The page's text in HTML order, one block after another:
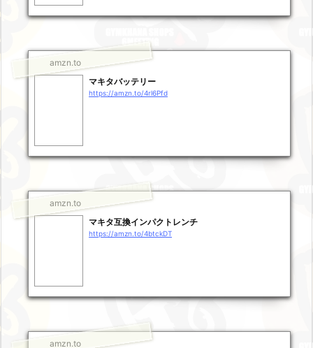
amzn.to
マキタバッテリー
https://amzn.to/4rl6Pfd
amzn.to
マキタ互換インパクトレンチ
https://amzn.to/4btckDT
amzn.to